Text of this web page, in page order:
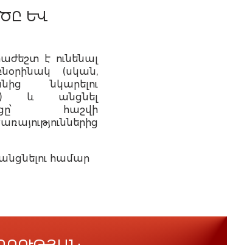
ԵՎ
է ունենալ
(սկան,
նկարելու
և անցնել
հաշվի
համար